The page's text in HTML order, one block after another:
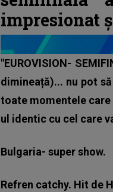
impresionat
"EUROVISION-
dimineață)... nu pot
toate momentele
ul identic cu cel care
Bulgaria- super show.
Refren catchy. Hit de